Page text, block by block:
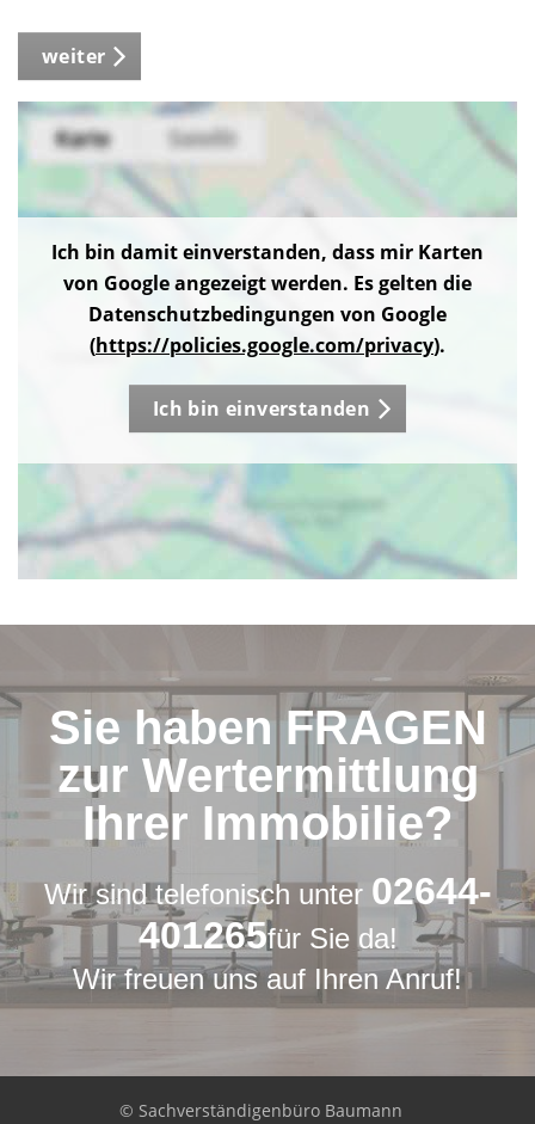
weiter
Ich bin damit einverstanden, dass mir Karten
von Google angezeigt werden. Es gelten die
Datenschutzbedingungen von Google
(https://policies.google.com/privacy).
Ich bin einverstanden
Sie haben FRAGEN
zur Wertermittlung
Ihrer Immobilie?
Wir sind telefonisch unter 02644-
401265für Sie da!
Wir freuen uns auf Ihren Anruf!
© Sachverständigenbüro Baumann